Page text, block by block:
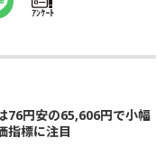
ｱﾝｹｰﾄ
76円安の65,606円で小幅
標に注目